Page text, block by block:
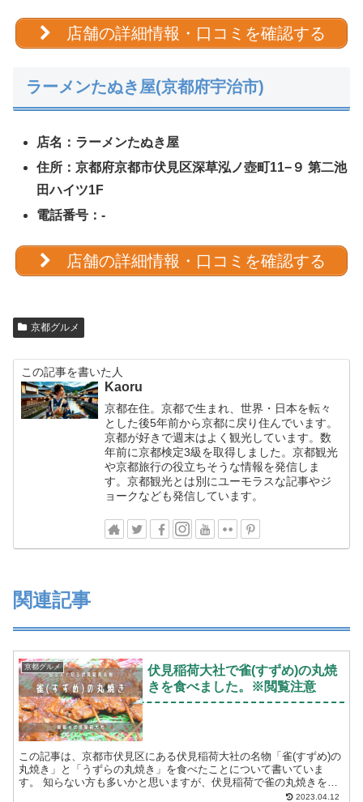
店舗の詳細情報・口コミを確認する
ラーメンたぬき屋(京都府宇治市)
店名：ラーメンたぬき屋
住所：京都府京都市伏見区深草泓ノ壺町11−９ 第二池
田ハイツ1F
電話番号：-
店舗の詳細情報・口コミを確認する
京都グルメ
この記事を書いた人
Kaoru
京都在住。京都で生まれ、世界・日本を転々
とした後5年前から京都に戻り住んでいます。
京都が好きで週末はよく観光しています。数
年前に京都検定3級を取得しました。京都観光
や京都旅行の役立ちそうな情報を発信しま
す。京都観光とは別にユーモラスな記事やジ
ョークなども発信しています。
関連記事
京都グルメ
伏見稲荷大社で雀(すずめ)の丸焼
きを食べました。※閲覧注意
この記事は、京都市伏見区にある伏見稲荷大社の名物「雀(すずめ)の
丸焼き」と「うずらの丸焼き」を食べたことについて書いていま
す。 知らない方も多いかと思いますが、伏見稲荷で雀の丸焼きを食
べられるのはそこそこ知られている有名な話のようです...2023.04.12